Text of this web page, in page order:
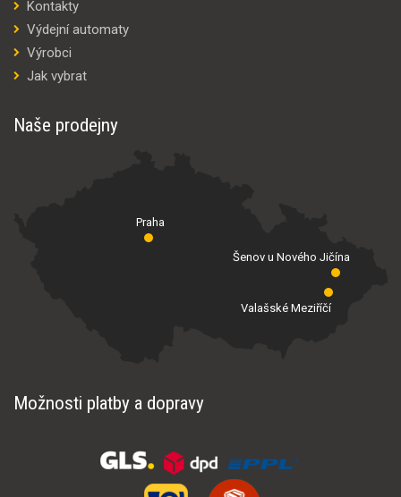
Kontakty
Výdejní automaty
Výrobci
Jak vybrat
Naše prodejny
Praha
Valašské Meziříčí
Šenov u Nového Jičína
Možnosti platby a dopravy